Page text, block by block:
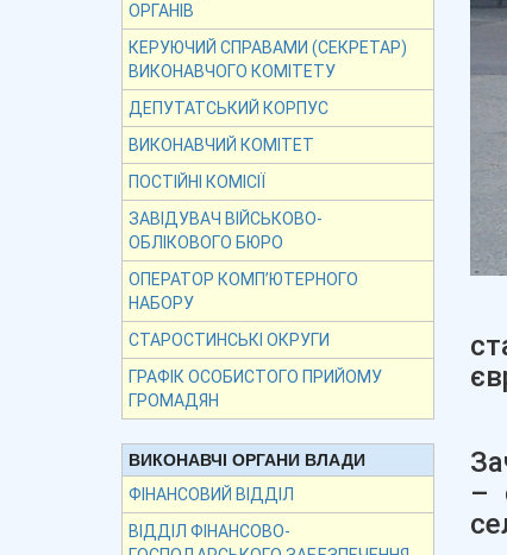
ОРГАНІВ
КЕРУЮЧИЙ СПРАВАМИ (СЕКРЕТАР)
ВИКОНАВЧОГО КОМІТЕТУ
ДЕПУТАТСЬКИЙ КОРПУС
ВИКОНАВЧИЙ КОМІТЕТ
ПОСТІЙНІ КОМІСІЇ
ЗАВІДУВАЧ ВІЙСЬКОВО-
ОБЛІКОВОГО БЮРО
ОПЕРАТОР КОМП’ЮТЕРНОГО
НАБОРУ
СТАРОСТИНСЬКІ ОКРУГИ
ГРАФІК ОСОБИСТОГО ПРИЙОМУ
ГРОМАДЯН
ВИКОНАВЧІ ОРГАНИ ВЛАДИ
ФІНАНСОВИЙ ВІДДІЛ
ВІДДІЛ ФІНАНСОВО-
–